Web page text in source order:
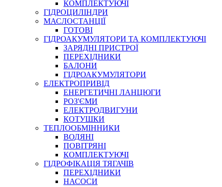
СПЕЦІАЛЬНІ
ГЕРМЕТИКИ
КЛЕЇ, ЦЕМЕНТИ, ЕПОКСИДКИ
РЕМОНТ ГІДРОЦИЛІНДРІВ
БОРЕКС, ЕО
КОМПЛЕКТУЮЧІ
ГІДРОЦИЛІНДРИ
МАСЛОСТАНЦІЇ
ГОТОВІ
ГІДРОАКУМУЛЯТОРИ ТА КОМПЛЕКТУЮЧІ
ЗАРЯДНІ ПРИСТРОЇ
ПЕРЕХІДНИКИ
БАЛОНИ
ГІДРОАКУМУЛЯТОРИ
ЕЛЕКТРОПРИВІД
ЕНЕРГЕТИЧНІ ЛАНЦЮГИ
РОЗ'ЄМИ
ЕЛЕКТРОДВИГУНИ
КОТУШКИ
ТЕПЛООБМІННИКИ
ВОДЯНІ
ПОВІТРЯНІ
КОМПЛЕКТУЮЧІ
ГІДРОФІКАЦІЯ ТЯГАЧІВ
ПЕРЕХІДНИКИ
НАСОСИ